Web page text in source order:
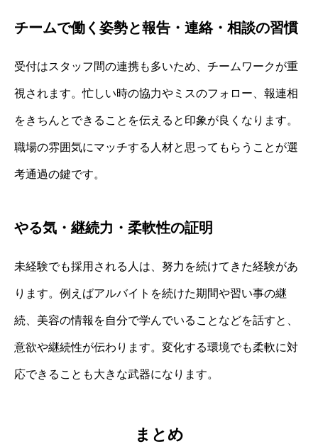
チームで働く姿勢と報告・連絡・相談の習慣
受付はスタッフ間の連携も多いため、チームワークが重
視されます。忙しい時の協力やミスのフォロー、報連相
をきちんとできることを伝えると印象が良くなります。
職場の雰囲気にマッチする人材と思ってもらうことが選
考通過の鍵です。
やる気・継続力・柔軟性の証明
未経験でも採用される人は、努力を続けてきた経験があ
ります。例えばアルバイトを続けた期間や習い事の継
続、美容の情報を自分で学んでいることなどを話すと、
意欲や継続性が伝わります。変化する環境でも柔軟に対
応できることも大きな武器になります。
まとめ